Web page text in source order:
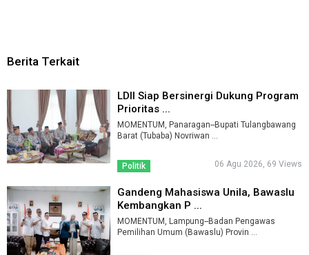
Berita Terkait
LDII Siap Bersinergi Dukung Program
Prioritas ...
MOMENTUM, Panaragan--Bupati Tulangbawang
Barat (Tubaba) Novriwan ...
Politik 06 Agu 2026, 69 Views
Gandeng Mahasiswa Unila, Bawaslu
Kembangkan P ...
MOMENTUM, Lampung--Badan Pengawas
Pemilihan Umum (Bawaslu) Provin ...